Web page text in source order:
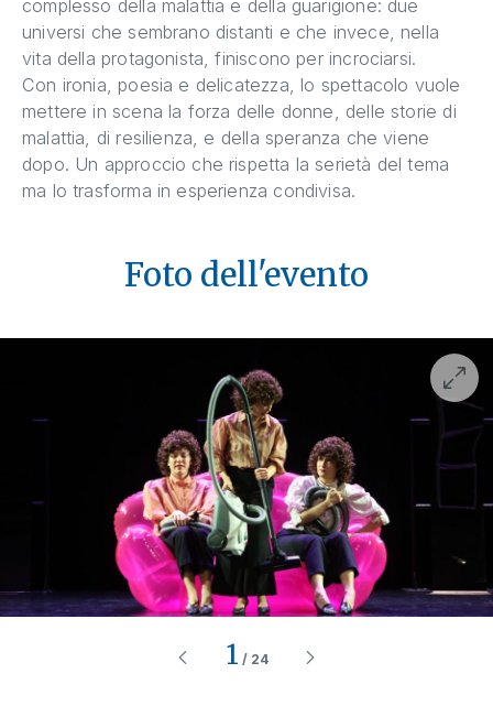
complesso della malattia e della guarigione: due
universi che sembrano distanti e che invece, nella
vita della protagonista, finiscono per incrociarsi.
Con ironia, poesia e delicatezza, lo spettacolo vuole
mettere in scena la forza delle donne, delle storie di
malattia, di resilienza, e della speranza che viene
dopo. Un approccio che rispetta la serietà del tema
ma lo trasforma in esperienza condivisa.
Foto dell'evento
1 / 24